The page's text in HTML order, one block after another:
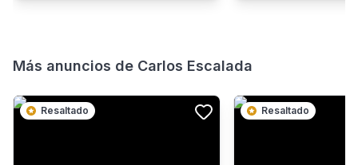
Más anuncios de Carlos Escalada
Resaltado Resaltado